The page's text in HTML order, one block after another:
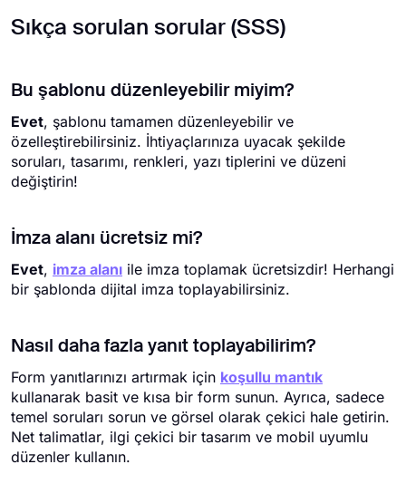
Sıkça sorulan sorular (SSS)
Bu şablonu düzenleyebilir miyim?
Evet, şablonu tamamen düzenleyebilir ve
özelleştirebilirsiniz. İhtiyaçlarınıza uyacak şekilde
soruları, tasarımı, renkleri, yazı tiplerini ve düzeni
değiştirin!
İmza alanı ücretsiz mi?
Evet, imza alanı ile imza toplamak ücretsizdir! Herhangi
bir şablonda dijital imza toplayabilirsiniz.
Nasıl daha fazla yanıt toplayabilirim?
Form yanıtlarınızı artırmak için koşullu mantık
kullanarak basit ve kısa bir form sunun. Ayrıca, sadece
temel soruları sorun ve görsel olarak çekici hale getirin.
Net talimatlar, ilgi çekici bir tasarım ve mobil uyumlu
düzenler kullanın.